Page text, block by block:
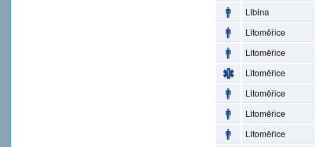
Libina
Litoměřice
Litoměřice
Litoměřice
Litoměřice
Litoměřice
Litoměřice